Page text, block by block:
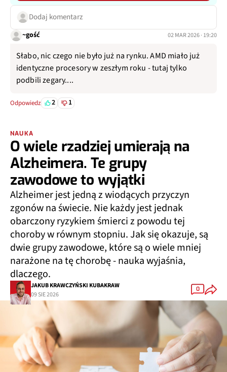
Dodaj komentarz
~gość 02 MAR 2026 · 19:20
Słabo, nic czego nie było już na rynku. AMD miało już
identyczne procesory w zeszłym roku - tutaj tylko
podbili zegary....
Odpowiedz 2 1
NAUKA
O wiele rzadziej umierają na
Alzheimera. Te grupy
zawodowe to wyjątki
Alzheimer jest jedną z wiodących przyczyn
zgonów na świecie. Nie każdy jest jednak
obarczony ryzykiem śmierci z powodu tej
choroby w równym stopniu. Jak się okazuje, są
dwie grupy zawodowe, które są o wiele mniej
narażone na tę chorobę - nauka wyjaśnia,
dlaczego.
JAKUB KRAWCZYŃSKI KUBAKRAW
09 SIE 2026
0